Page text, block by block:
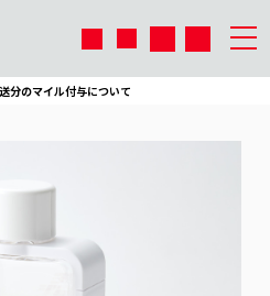
分のマイル付与について